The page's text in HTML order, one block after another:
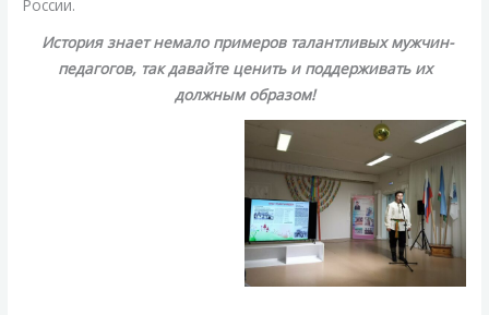
России.
История знает немало примеров талантливых мужчин-
педагогов, так давайте ценить и поддерживать их
должным образом!